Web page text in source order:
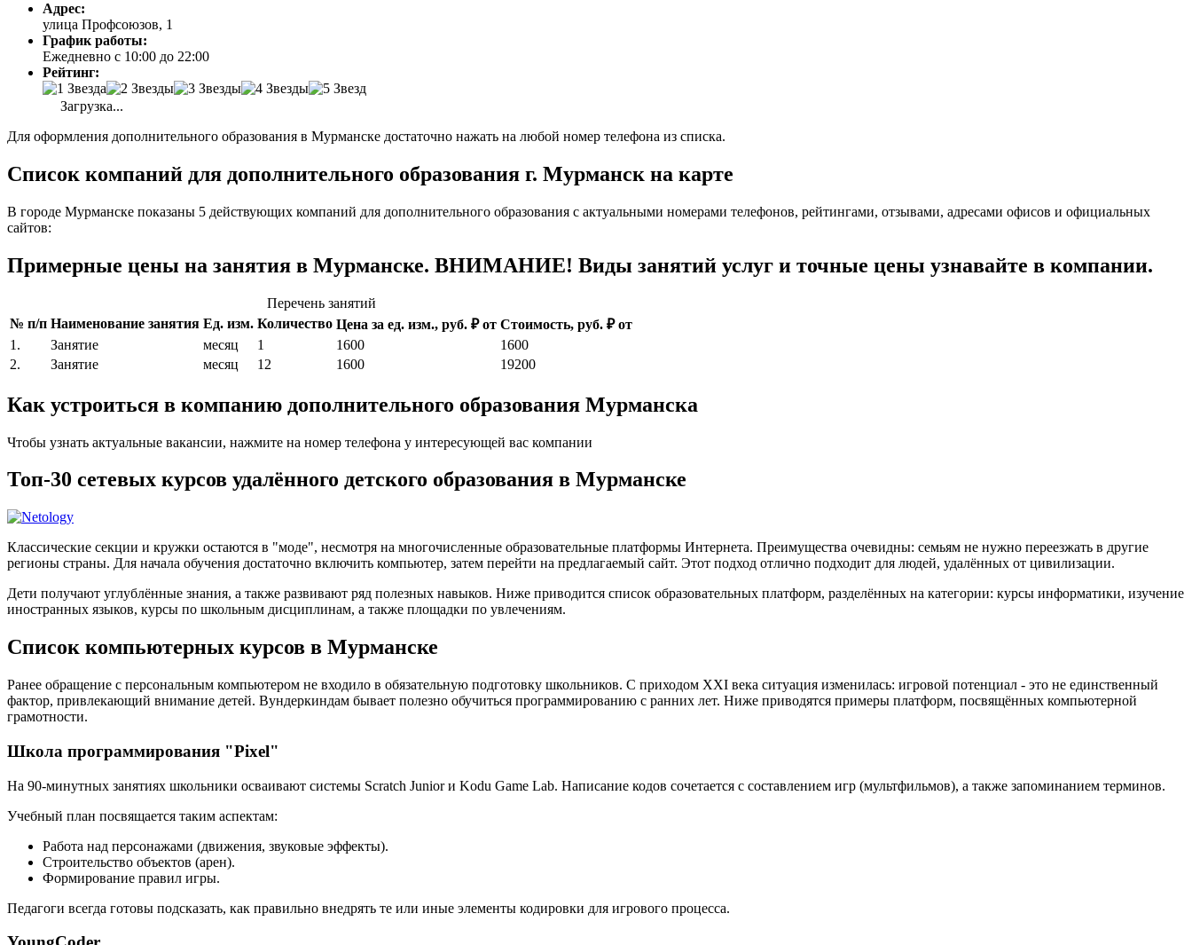
Адрес:
улица Профсоюзов, 1
График работы:
Ежедневно с 10:00 до 22:00
Рейтинг:
Загрузка...
Для оформления дополнительного образования в Мурманске достаточно нажать на любой номер телефона из списка.
Список компаний для дополнительного образования г. Мурманск на карте
В городе Мурманске показаны 5 действующих компаний для дополнительного образования с актуальными номерами телефонов, рейтингами, отзывами, адресами офисов и официальных
сайтов:
Примерные цены на занятия в Мурманске. ВНИМАНИЕ! Виды занятий услуг и точные цены узнавайте в компании.
Перечень занятий
№ п/п Наименование занятия Ед. изм. Количество Цена за ед. изм., руб. ₽ от Стоимость, руб. ₽ от
1.
Занятие месяц 1 1600
1600
2.
Занятие месяц 12 1600 19200
Как устроиться в компанию дополнительного образования Мурманска
Чтобы узнать актуальные вакансии, нажмите на номер телефона у интересующей вас компании
Топ-30 сетевых курсов удалённого детского образования в Мурманске
Классические секции и кружки остаются в "моде", несмотря на многочисленные образовательные платформы Интернета. Преимущества очевидны: семьям не нужно переезжать в другие
регионы страны. Для начала обучения достаточно включить компьютер, затем перейти на предлагаемый сайт. Этот подход отлично подходит для людей, удалённых от цивилизации.
Дети получают углублённые знания, а также развивают ряд полезных навыков. Ниже приводится список образовательных платформ, разделённых на категории: курсы информатики, изучение
иностранных языков, курсы по школьным дисциплинам, а также площадки по увлечениям.
Список компьютерных курсов в Мурманске
Ранее обращение с персональным компьютером не входило в обязательную подготовку школьников. С приходом XXI века ситуация изменилась: игровой потенциал - это не единственный
фактор, привлекающий внимание детей. Вундеркиндам бывает полезно обучиться программированию с ранних лет. Ниже приводятся примеры платформ, посвящённых компьютерной
грамотности.
Школа программирования "Pixel"
На 90-минутных занятиях школьники осваивают системы Scratch Junior и Kodu Game Lab. Написание кодов сочетается с составлением игр (мультфильмов), а также запоминанием терминов.
Учебный план посвящается таким аспектам:
Работа над персонажами (движения, звуковые эффекты).
Строительство объектов (арен).
Формирование правил игры.
Педагоги всегда готовы подсказать, как правильно внедрять те или иные элементы кодировки для игрового процесса.